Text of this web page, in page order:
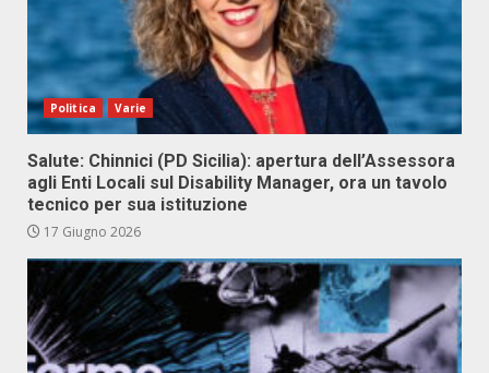
Politica Varie
Salute: Chinnici (PD Sicilia): apertura dell’Assessora
agli Enti Locali sul Disability Manager, ora un tavolo
tecnico per sua istituzione
17 Giugno 2026